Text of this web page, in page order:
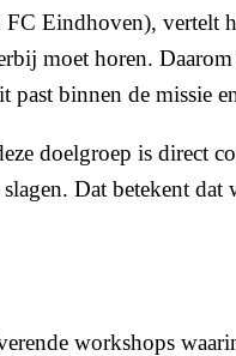
Eindhoven), vertelt
moet horen.
binnen de missie
doelgroep is direct
Dat betekent dat
workshops